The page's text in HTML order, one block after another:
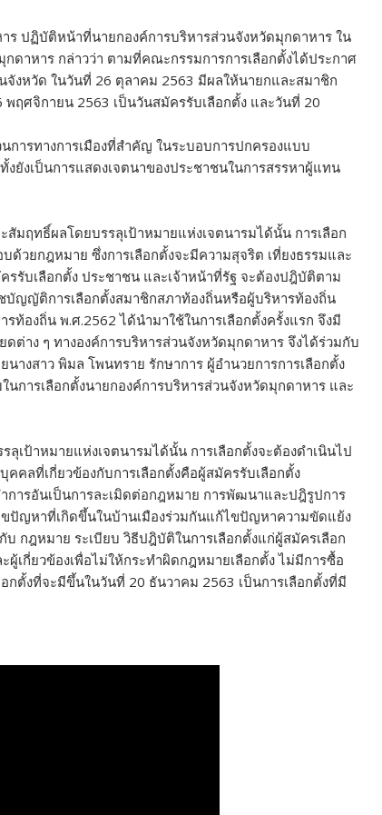
ปฏิบัติหน้าที่นายกองค์การบริหารส่วนจังหวัดมุกดาหาร ใน
ดาหาร กล่าวว่า ตามที่คณะกรรมการการเลือกตั้งได้ประกาศ
งหวัด ในวันที่ 26 ตุลาคม 2563 มีผลให้นายกและสมาชิก
ฤศจิกายน 2563 เป็นวันสมัครรับเลือกตั้ง และวันที่ 20
การทางการเมืองที่สำคัญ ในระบอบการปกครองแบบ
ยังเป็นการแสดงเจตนาของประชาชนในการสรรหาผู้แทน
มฤทธิ์ผลโดยบรรลุเป้าหมายแห่งเจตนารมได้นั้น การเลือก
ด้วยกฎหมาย ซึ่งการเลือกตั้งจะมีความสุจริต เที่ยงธรรมและ
รับเลือกตั้ง ประชาชน และเจ้าหน้าที่รัฐ จะต้องปฎิบัติตาม
บัญญัติการเลือกตั้งสมาชิกสภาท้องถิ่นหรือผู้บริหารท้องถิ่น
ท้องถิ่น พ.ศ.2562 ได้นำมาใช้ในการเลือกตั้งครั้งแรก จึงมี
ต่าง ๆ ทางองค์การบริหารส่วนจังหวัดมุกดาหาร จึงได้ร่วมกับ
างสาว พิมล โพนทราย รักษาการ ผู้อำนวยการการเลือกตั้ง
การเลือกตั้งนายกองค์การบริหารส่วนจังหวัดมุกดาหาร และ
เป้าหมายแห่งเจตนารมได้นั้น การเลือกตั้งจะต้องดำเนินไป
คลที่เกี่ยวข้องกับการเลือกตั้งคือผู้สมัครรับเลือกตั้ง
ารอันเป็นการละเมิดต่อกฎหมาย การพัฒนาและปฎิรูปการ
ขปัญหาที่เกิดขึ้นในบ้านเมืองร่วมกันแก้ไขปัญหาความขัดแย้ง
บ กฎหมาย ระเบียบ วิธีปฎิบัติในการเลือกตั้งแก่ผู้สมัครเลือก
เกี่ยวข้องเพื่อไม่ให้กระทำผิดกฎหมายเลือกตั้ง ไม่มีการซื้อ
กตั้งที่จะมีขึ้นในวันที่ 20 ธันวาคม 2563 เป็นการเลือกตั้งที่มี